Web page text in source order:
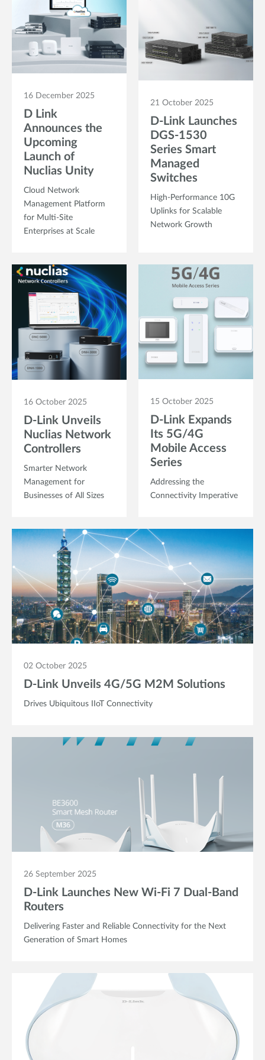
16 December 2025
D Link
Announces the
Upcoming
Launch of
Nuclias Unity
Cloud Network
Management Platform
for Multi-Site
Enterprises at Scale
21 October 2025
D-Link Launches
DGS-1530
Series Smart
Managed
Switches
High-Performance 10G
Uplinks for Scalable
Network Growth
16 October 2025
D-Link Unveils
Nuclias Network
Controllers
Smarter Network
Management for
Businesses of All Sizes
15 October 2025
D-Link Expands
Its 5G/4G
Mobile Access
Series
Addressing the
Connectivity Imperative
02 October 2025
D-Link Unveils 4G/5G M2M Solutions
Drives Ubiquitous IIoT Connectivity
26 September 2025
D-Link Launches New Wi-Fi 7 Dual-Band
Routers
Delivering Faster and Reliable Connectivity for the Next
Generation of Smart Homes